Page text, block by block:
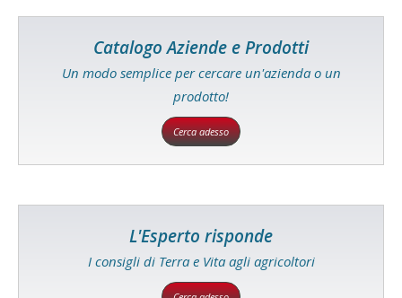
Catalogo Aziende e Prodotti
Un modo semplice per cercare un'azienda o un
prodotto!
Cerca adesso
L'Esperto risponde
I consigli di Terra e Vita agli agricoltori